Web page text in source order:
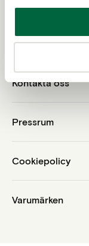
Vi är Klarsynt
Kontakta oss
Pressrum
Cookiepolicy
Varumärken